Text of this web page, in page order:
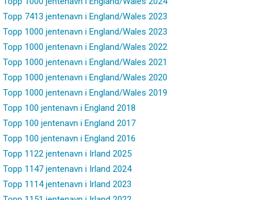
Topp 7413 jentenavn i England/Wales 2023
Topp 1000 jentenavn i England/Wales 2023
Topp 1000 jentenavn i England/Wales 2022
Topp 1000 jentenavn i England/Wales 2021
Topp 1000 jentenavn i England/Wales 2020
Topp 1000 jentenavn i England/Wales 2019
Topp 100 jentenavn i England 2018
Topp 100 jentenavn i England 2017
Topp 100 jentenavn i England 2016
Topp 1122 jentenavn i Irland 2025
Topp 1147 jentenavn i Irland 2024
Topp 1114 jentenavn i Irland 2023